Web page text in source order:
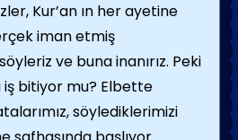
Kur’an ın her ayetine
iman etmiş
ve buna inanırız. Peki
bitiyor mu? Elbette
söylediklerimizi